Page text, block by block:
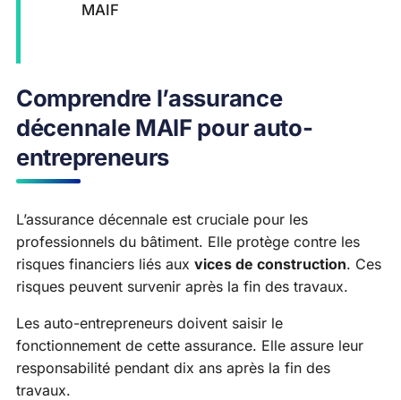
MAIF
Comprendre l’assurance
décennale MAIF pour auto-
entrepreneurs
L’assurance décennale est cruciale pour les
professionnels du bâtiment. Elle protège contre les
risques financiers liés aux vices de construction. Ces
risques peuvent survenir après la fin des travaux.
Les auto-entrepreneurs doivent saisir le
fonctionnement de cette assurance. Elle assure leur
responsabilité pendant dix ans après la fin des
travaux.